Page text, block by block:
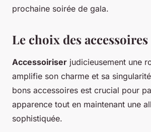
prochaine soirée de gala.
Le choix des accessoires
Accessoiriser judicieusement une
amplifie son charme et sa
bons accessoires est crucial pour
apparence tout en maintenant une
sophistiquée.